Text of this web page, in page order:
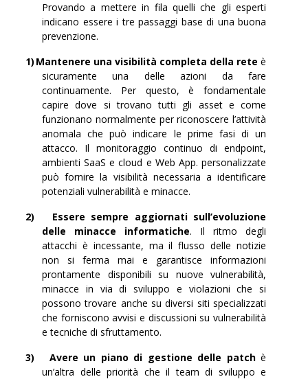
Provando a mettere in fila quelli che gli esperti
indicano essere i tre passaggi base di una buona
prevenzione.
1) Mantenere una visibilità completa della rete è
sicuramente una delle azioni da fare
continuamente. Per questo, è fondamentale
capire dove si trovano tutti gli asset e come
funzionano normalmente per riconoscere l’attività
anomala che può indicare le prime fasi di un
attacco. Il monitoraggio continuo di endpoint,
ambienti SaaS e cloud e Web App. personalizzate
può fornire la visibilità necessaria a identificare
potenziali vulnerabilità e minacce.
2)
Essere sempre aggiornati sull’evoluzione
delle minacce informatiche. Il ritmo degli
attacchi è incessante, ma il flusso delle notizie
non si ferma mai e garantisce informazioni
prontamente disponibili su nuove vulnerabilità,
minacce in via di sviluppo e violazioni che si
possono trovare anche su diversi siti specializzati
che forniscono avvisi e discussioni su vulnerabilità
e tecniche di sfruttamento.
3)
Avere un piano di gestione delle patchè
un’altra delle priorità che il team di sviluppo e